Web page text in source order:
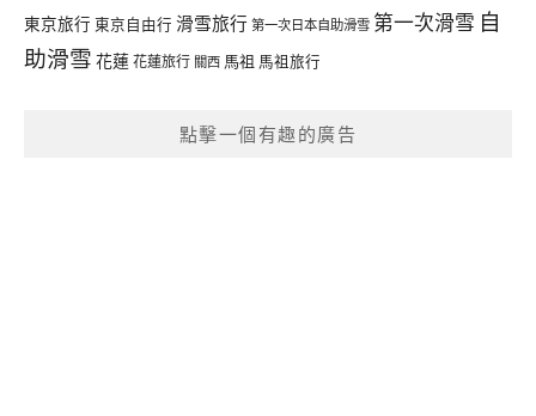
東京旅行 東京自由行 滑雪旅行 第一次日本自助滑雪 第一次滑雪 自
助滑雪 花蓮花蓮旅行 關西 馬祖 馬祖旅行
點擊一個有趣的廣告